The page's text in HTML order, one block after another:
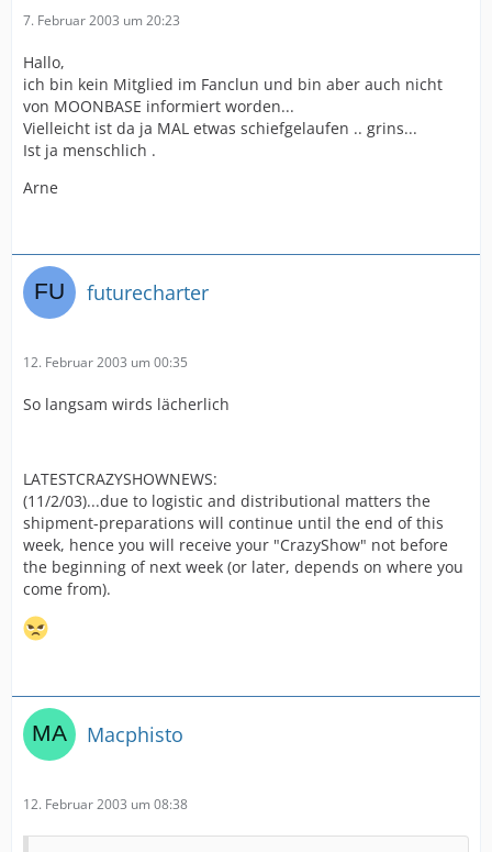
7. Februar 2003 um 20:23
Hallo,
ich bin kein Mitglied im Fanclun und bin aber auch nicht
von MOONBASE informiert worden...
Vielleicht ist da ja MAL etwas schiefgelaufen .. grins...
Ist ja menschlich .
Arne
futurecharter
12. Februar 2003 um 00:35
So langsam wirds lächerlich
LATESTCRAZYSHOWNEWS:
(11/2/03)...due to logistic and distributional matters the
shipment-preparations will continue until the end of this
week, hence you will receive your "CrazyShow" not before
the beginning of next week (or later, depends on where you
come from).
Macphisto
12. Februar 2003 um 08:38